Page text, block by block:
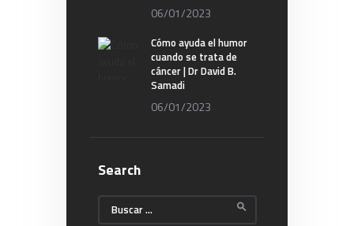
06/01/2023
Cómo ayuda el humor
cuando se trata de
cáncer | Dr David B.
Samadi
06/01/2023
Search
Buscar: